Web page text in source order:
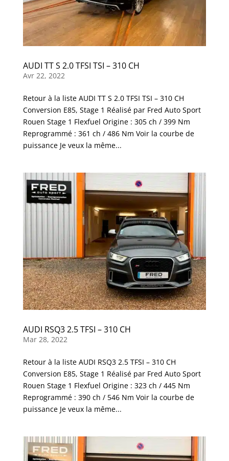
AUDI TT S 2.0 TFSI TSI – 310 CH
Avr 22, 2022
Retour à la liste AUDI TT S 2.0 TFSI TSI – 310 CH
Conversion E85, Stage 1 Réalisé par Fred Auto Sport
Rouen Stage 1 Flexfuel Origine : 305 ch / 399 Nm
Reprogrammé : 361 ch / 486 Nm Voir la courbe de
puissance Je veux la même...
AUDI RSQ3 2.5 TFSI – 310 CH
Mar 28, 2022
Retour à la liste AUDI RSQ3 2.5 TFSI – 310 CH
Conversion E85, Stage 1 Réalisé par Fred Auto Sport
Rouen Stage 1 Flexfuel Origine : 323 ch / 445 Nm
Reprogrammé : 390 ch / 546 Nm Voir la courbe de
puissance Je veux la même...